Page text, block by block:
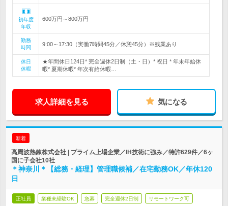
初年度
年収
600万円～800万円
勤務
時間
9:00～17:30（実働7時間45分／休憩45分）※残業あり
休日
休暇
★年間休日124日* 完全週休2日制（土・日）* 祝日 * 年末年始休
暇* 夏期休暇* 年次有給休暇…
求人詳細を見る 気になる
新着
高周波熱錬株式会社 | プライム上場企業／IH技術に強み／特許629件／6ヶ
国に子会社10社
＊神奈川＊【総務・経理】管理職候補／在宅勤務OK／年休120
日
正社員 業種未経験OK 急募 完全週休2日制 リモートワーク可